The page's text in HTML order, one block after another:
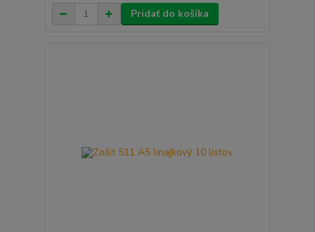
Pridať do košíka